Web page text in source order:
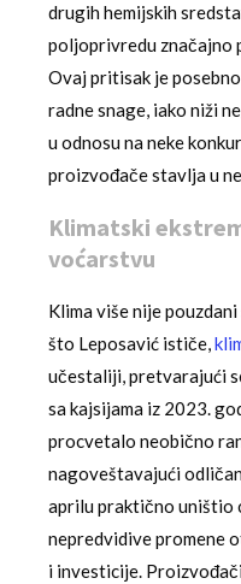
drugih hemijskih
poljoprivredu značajno
Ovaj pritisak je
radne snage, iako niži
u odnosu na neke
proizvođače stavlja u
Klimatski
voćarstvu
Klima više nije
što Leposavić ističe,
učestaliji, pretvarajući
sa kajsijama iz 2023.
procvetalo neobično
nagoveštavajući
aprilu praktično uništio
nepredvidive promene
i investicije.